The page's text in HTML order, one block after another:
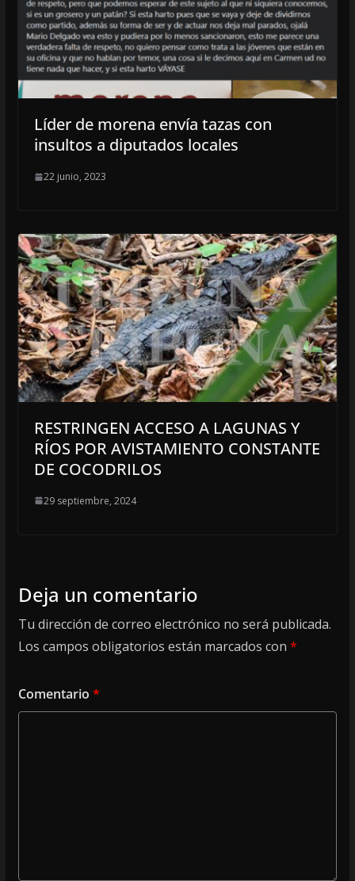
Líder de morena envía tazas con
insultos a diputados locales
22 junio, 2023
RESTRINGEN ACCESO A LAGUNAS Y
RÍOS POR AVISTAMIENTO CONSTANTE
DE COCODRILOS
29 septiembre, 2024
Deja un comentario
Tu dirección de correo electrónico no será publicada.
Los campos obligatorios están marcados con *
Comentario *